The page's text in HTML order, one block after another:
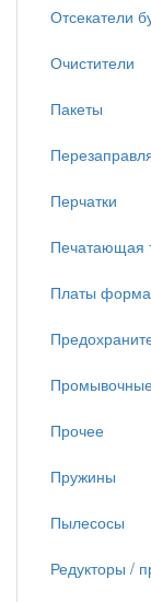
Отсекатели
Очистители
Пакеты
Перчатки
Печатающая
Платы
Прочее
Пружины
Пылесосы
Редукторы /